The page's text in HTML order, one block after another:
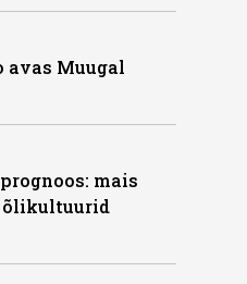
avas Muugal
mais
õlikultuurid